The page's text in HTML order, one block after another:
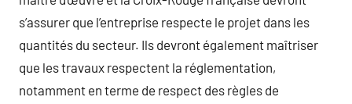
s’assurer que l’entreprise respecte le projet dans les
quantités du secteur. Ils devront également maîtriser
que les travaux respectent la réglementation,
notamment en terme de respect des règles de